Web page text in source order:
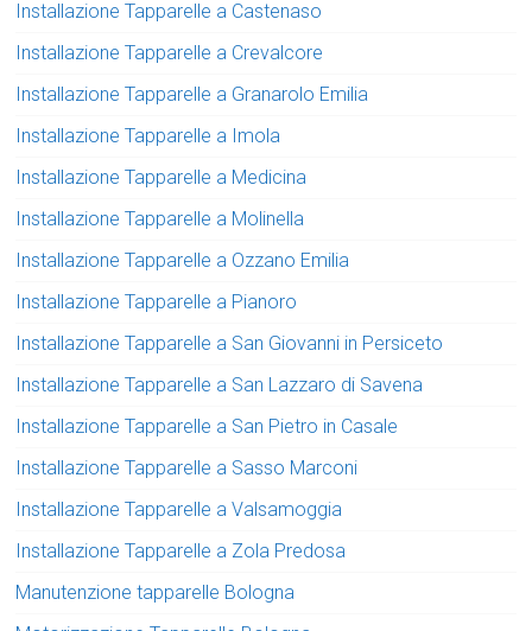
Installazione Tapparelle a Castenaso
Installazione Tapparelle a Crevalcore
Installazione Tapparelle a Granarolo Emilia
Installazione Tapparelle a Imola
Installazione Tapparelle a Medicina
Installazione Tapparelle a Molinella
Installazione Tapparelle a Ozzano Emilia
Installazione Tapparelle a Pianoro
Installazione Tapparelle a San Giovanni in Persiceto
Installazione Tapparelle a San Lazzaro di Savena
Installazione Tapparelle a San Pietro in Casale
Installazione Tapparelle a Sasso Marconi
Installazione Tapparelle a Valsamoggia
Installazione Tapparelle a Zola Predosa
Manutenzione tapparelle Bologna